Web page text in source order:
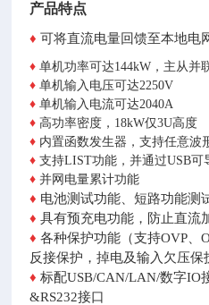
产品特点
♦可将直流电量回馈至本地电
♦单机功率可达144kW，主从并
♦单机输入电压可达2250V
♦单机输入电流可达2040A
♦高功率密度，18kW仅3U高度
♦ 内置函数发生器，支持任意波
♦支持LIST功能，并通过USB可
♦并网电量累计功能
♦ 电池测试功能、短路功能测
♦具有预充电功能，防止直流
♦各种保护功能（支持OVP、
反接保护，掉电及输入欠压保
♦标配USB/CAN/LAN/数字IO
&RS232接口